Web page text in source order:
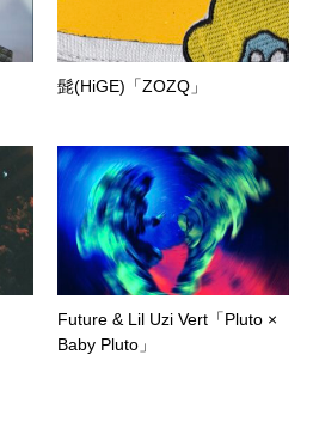
髭(HiGE)「ZOZQ」
Future & Lil Uzi Vert「Pluto ×
Baby Pluto」